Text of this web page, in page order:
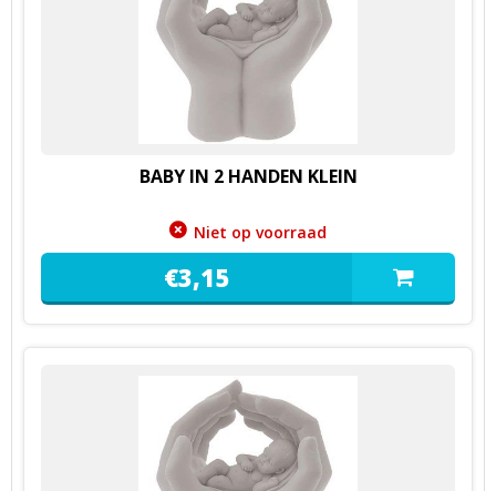
BABY IN 2 HANDEN KLEIN
Niet op voorraad
€3,15